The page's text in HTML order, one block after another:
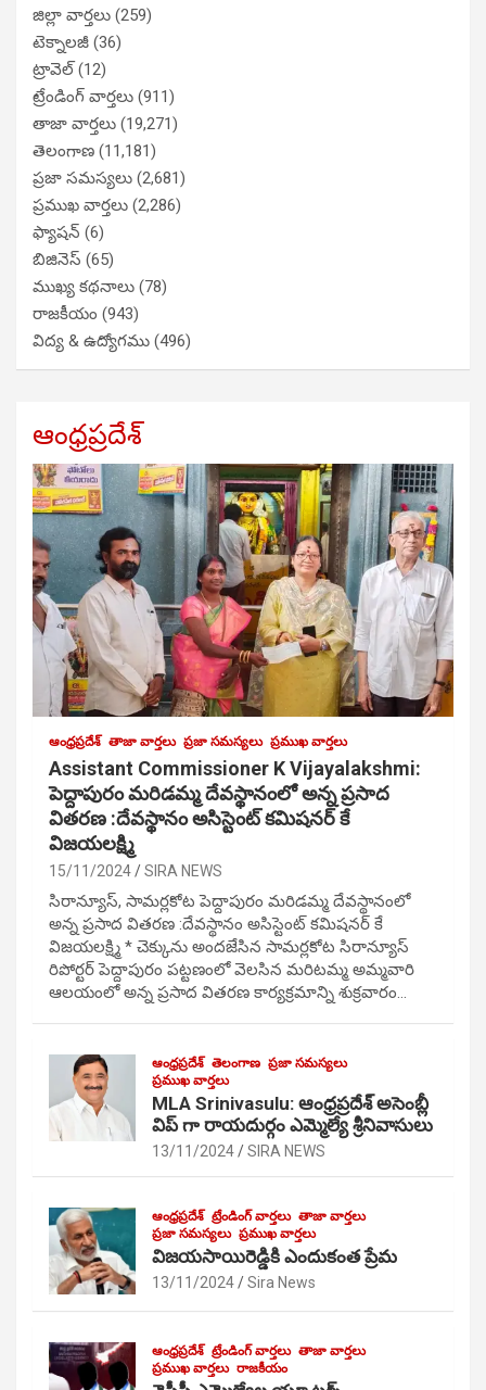
జిల్లా వార్తలు (259)
టెక్నాలజీ (36)
ట్రావెల్(12)
ట్రేండింగ్ వార్తలు (911)
తాజా వార్తలు (19,271)
తెలంగాణ (11,181)
ప్రజా సమస్యలు (2,681)
ప్రముఖ వార్తలు (2,286)
ఫ్యాషన్ (6)
బిజినెస్ (65)
ముఖ్య కథనాలు (78)
రాజకీయం (943)
విద్య & ఉద్యోగము (496)
ఆంధ్రప్రదేశ్
ఆంధ్రప్రదేశ్ తాజా వార్తలు ప్రజా సమస్యలు ప్రముఖ వార్తలు
Assistant Commissioner K Vijayalakshmi:
పెద్దాపురం మరిడమ్మ దేవస్థానంలో అన్న ప్రసాద
వితరణ :దేవస్థానం అసిస్టెంట్ కమిషనర్ కే
విజయలక్ష్మి
15/11/2024 SIRA NEWS
సిరాన్యూస్, సామర్లకోట పెద్దాపురం మరిడమ్మ దేవస్థానంలో
అన్న ప్రసాద వితరణ :దేవస్థానం అసిస్టెంట్ కమిషనర్ కే
విజయలక్ష్మి * చెక్కును అందజేసిన సామర్లకోట సిరాన్యూస్
రిపోర్టర్ పెద్దాపురం పట్టణంలో వెలసిన మరిటమ్మ అమ్మవారి
ఆలయంలో అన్న ప్రసాద వితరణ కార్యక్రమాన్ని శుక్రవారం…
ఆంధ్రప్రదేశ్ తెలంగాణ ప్రజా సమస్యలు
ప్రముఖ వార్తలు
MLA Srinivasulu: ఆంధ్రప్రదేశ్ అసెంబ్లీ
విప్ గా రాయదుర్గం ఎమ్మెల్యే శ్రీనివాసులు
13/11/2024 SIRA NEWS
ఆంధ్రప్రదేశ్ ట్రేండింగ్ వార్తలు తాజా వార్తలు
ప్రజా సమస్యలు ప్రముఖ వార్తలు
విజయసాయిరెడ్డికి ఎందుకంత ప్రేమ
13/11/2024 Sira News
ఆంధ్రప్రదేశ్ ట్రేండింగ్ వార్తలు తాజా వార్తలు
ప్రముఖ వార్తలు రాజకీయం